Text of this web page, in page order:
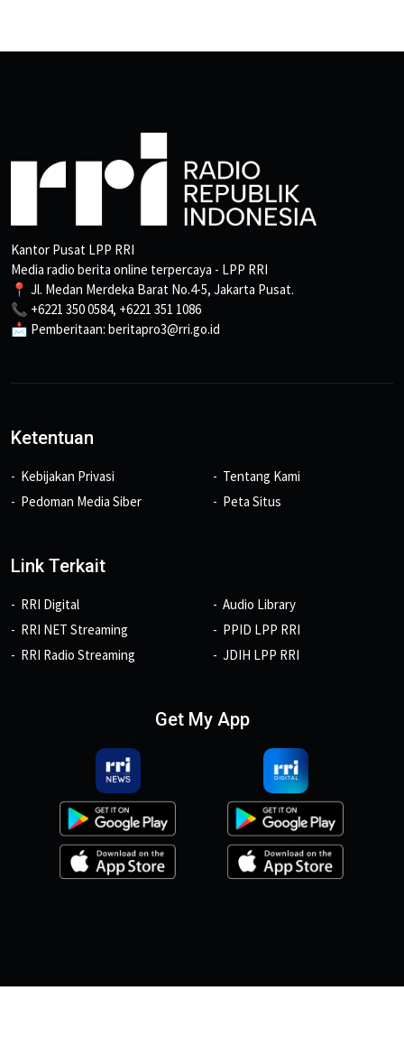
Kantor Pusat LPP RRI
Media radio berita online terpercaya - LPP RRI
📍 Jl. Medan Merdeka Barat No.4-5, Jakarta Pusat.
📞 +6221 350 0584, +6221 351 1086
📩 Pemberitaan: beritapro3@rri.go.id
Ketentuan
Kebijakan Privasi
Pedoman Media Siber
Tentang Kami
Peta Situs
Link Terkait
RRI Digital
RRI NET Streaming
RRI Radio Streaming
Audio Library
PPID LPP RRI
JDIH LPP RRI
Get My App